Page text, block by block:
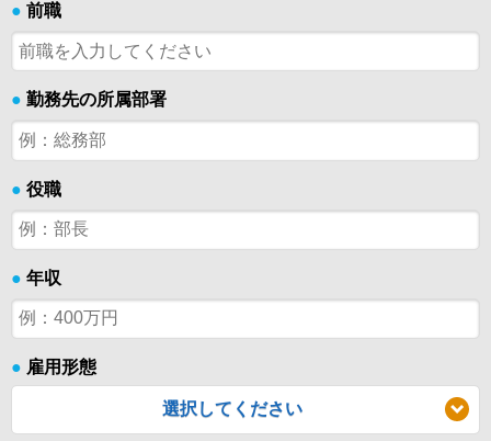
● 前職
● 勤務先の所属部署
● 役職
● 年収
● 雇用形態
選択してください